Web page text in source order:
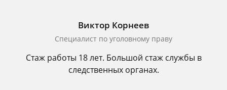
Виктор Корнеев
Cпециалист по уголовному праву
Стаж работы 18 лет. Большой стаж службы в
следственных органах.